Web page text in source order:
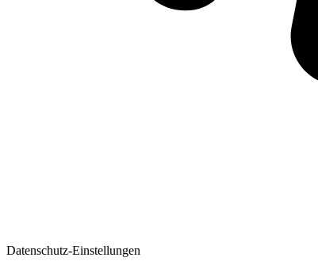
Datenschutz-Einstellungen